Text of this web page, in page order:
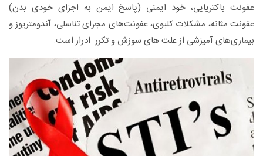
عفونت باکتریایی، خود ایمنی (پاسخ ایمن به اجزای خودی بدن)
عفونت مثانه، مشکلات کلیوی، عفونت‌های مجرای تناسلی، آندومتریوز و
بیماری‌های آمیزشی از علت های سوزش و تکرر ادرار است.